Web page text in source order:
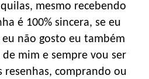
mesmo recebendo
é 100% sincera, se eu
não gosto eu também
mim e sempre vou ser
resenhas, comprando ou